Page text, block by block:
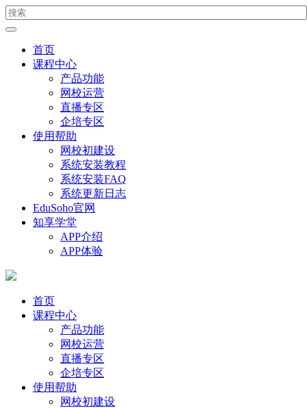
首页
课程中心
产品功能
网校运营
直播专区
企培专区
使用帮助
网校初建设
系统安装教程
系统安装FAQ
系统更新日志
EduSoho官网
知享学堂
APP介绍
APP体验
首页
课程中心
产品功能
网校运营
直播专区
企培专区
使用帮助
网校初建设